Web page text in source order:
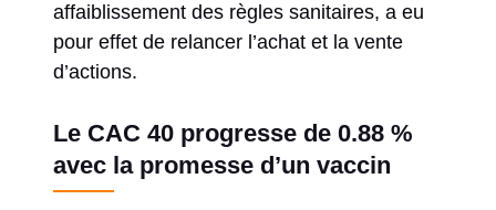
affaiblissement des règles sanitaires, a eu
pour effet de relancer l’achat et la vente
d’actions.
Le CAC 40 progresse de 0.88 %
avec la promesse d’un vaccin